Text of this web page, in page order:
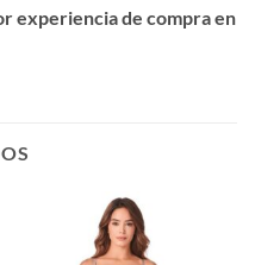
experiencia de compra en